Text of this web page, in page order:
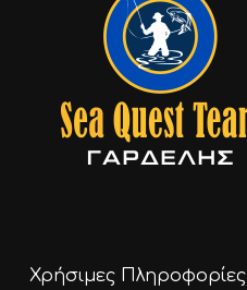
Χρήσιμες Πληροφορίες